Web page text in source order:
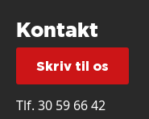
Kontakt
Skriv til os
Tlf. 30 59 66 42